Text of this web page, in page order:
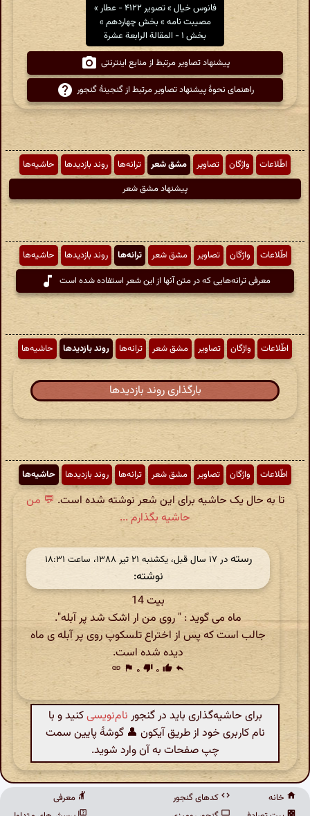
فانوس خیال » تصویر ۴۱۲۲ - عطار »
مصیبت نامه » بخش چهاردهم »
بخش ۱ - المقالة الرابعة عشرة
پیشنهاد تصاویر مرتبط از منابع اینترنتی
راهنمای نحوهٔ پیشنهاد تصاویر مرتبط از گنجینهٔ گنجور
اطّلاعات واژگان تصاویر مشق شعر ترانه‌ها روند بازدیدها
حاشیه‌ها
پیشنهاد مشق شعر
اطّلاعات واژگان تصاویر مشق شعر ترانه‌ها روند بازدیدها
حاشیه‌ها
معرفی ترانه‌هایی که در متن آنها از این شعر استفاده شده است
اطّلاعات واژگان تصاویر مشق شعر ترانه‌ها روند بازدیدها حاشیه‌ها
بارگذاری روند بازدیدها
اطّلاعات واژگان تصاویر مشق شعر ترانه‌ها روند بازدیدها حاشیه‌ها
تا به حال یک حاشیه برای این شعر نوشته شده است. 💬 من
حاشیه بگذارم ...
رستهدر ‫۱۷ سال قبل، یکشنبه ۲۱ تیر ۱۳۸۸، ساعت ۱۸:۳۱
نوشته:
بیت 14
ماه می گوید : " روی من ار اشک شد پر آبله".
جالب است که پس از اختراع تلسکوپ روی پر آبله ی ماه
دیده شده است.
reply
thumb_up ۰ thumb_down ۰ flag
link
برای حاشیه‌گذاری باید در گنجور نام‌نویسیکنید و با
نام کاربری خود از طریق آیکون 👤 گوشهٔ پایین سمت
چپ صفحات به آن وارد شوید.
خانه
کدهای گنجور
معرفی